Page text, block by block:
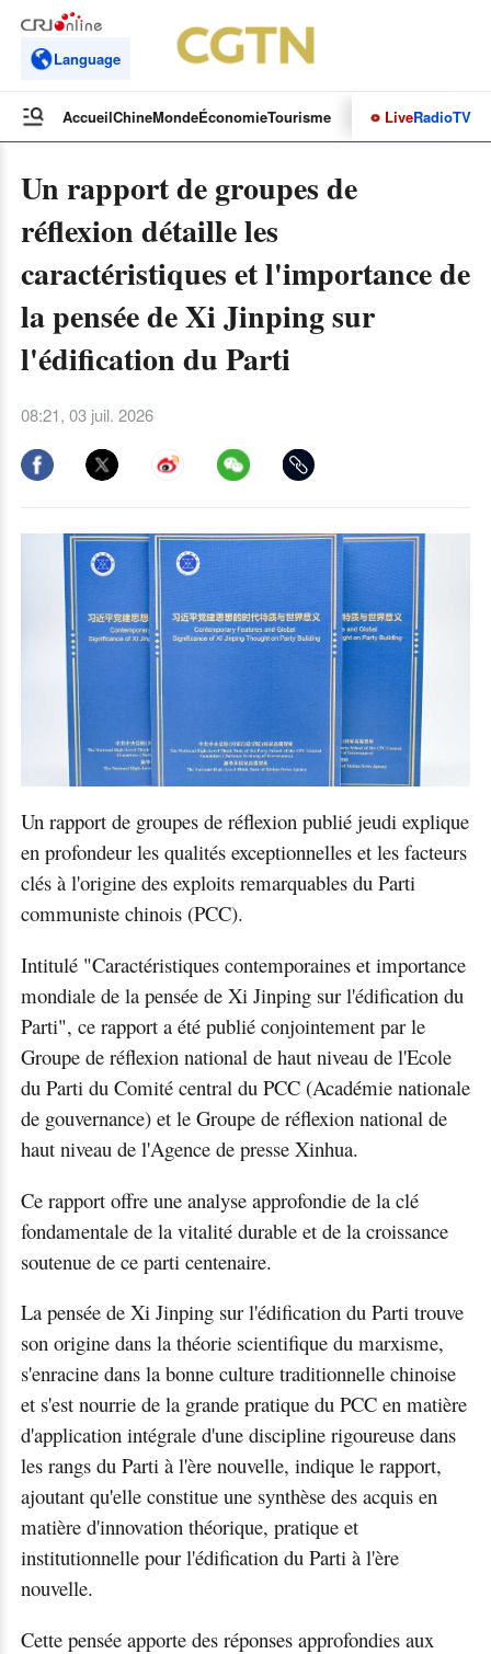
Language
AccueilChineMondeÉconomieTourismeCulture&SportOpinions
LiveRadioTV
Un rapport de groupes de
réflexion détaille les
caractéristiques et l'importance de
la pensée de Xi Jinping sur
l'édification du Parti
08:21, 03 juil. 2026
Un rapport de groupes de réflexion publié jeudi explique
en profondeur les qualités exceptionnelles et les facteurs
clés à l'origine des exploits remarquables du Parti
communiste chinois (PCC).
Intitulé "Caractéristiques contemporaines et importance
mondiale de la pensée de Xi Jinping sur l'édification du
Parti", ce rapport a été publié conjointement par le
Groupe de réflexion national de haut niveau de l'Ecole
du Parti du Comité central du PCC (Académie nationale
de gouvernance) et le Groupe de réflexion national de
haut niveau de l'Agence de presse Xinhua.
Ce rapport offre une analyse approfondie de la clé
fondamentale de la vitalité durable et de la croissance
soutenue de ce parti centenaire.
La pensée de Xi Jinping sur l'édification du Parti trouve
son origine dans la théorie scientifique du marxisme,
s'enracine dans la bonne culture traditionnelle chinoise
et s'est nourrie de la grande pratique du PCC en matière
d'application intégrale d'une discipline rigoureuse dans
les rangs du Parti à l'ère nouvelle, indique le rapport,
ajoutant qu'elle constitue une synthèse des acquis en
matière d'innovation théorique, pratique et
institutionnelle pour l'édification du Parti à l'ère
nouvelle.
Cette pensée apporte des réponses approfondies aux